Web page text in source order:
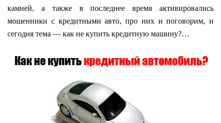
камней, а также в последнее время активировались
мошенники с кредитными авто, про них и поговорим, и
сегодня тема — как не купить кредитную машину?…